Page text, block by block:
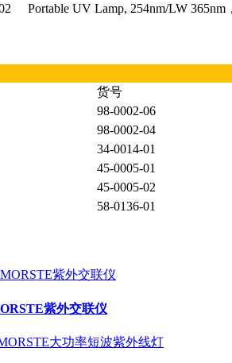
Portable UV Lamp, 254nm/LW
货号
98-0002-06
98-0002-04
34-0014-01
45-0005-01
45-0005-02
58-0136-01
紫外交联仪